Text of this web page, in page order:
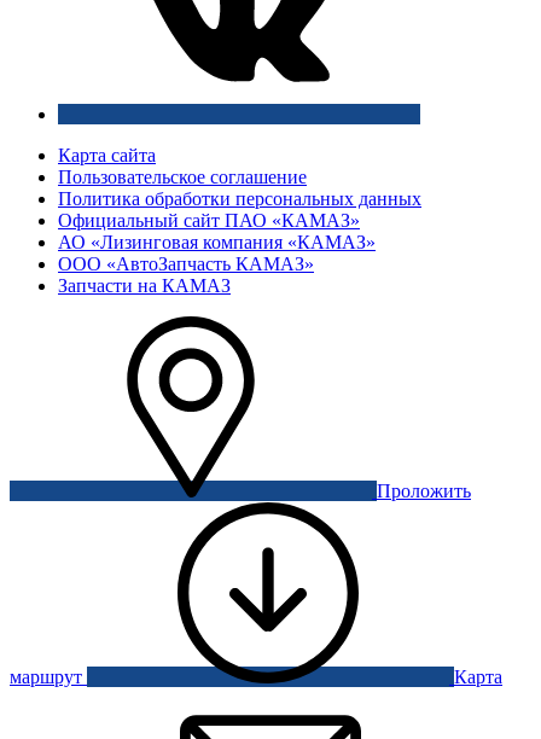
Карта сайта
Пользовательское соглашение
Политика обработки персональных данных
Официальный сайт ПАО «КАМАЗ»
АО «Лизинговая компания «КАМАЗ»
ООО «АвтоЗапчасть КАМАЗ»
Запчасти на КАМАЗ
Проложить
маршрут Карта